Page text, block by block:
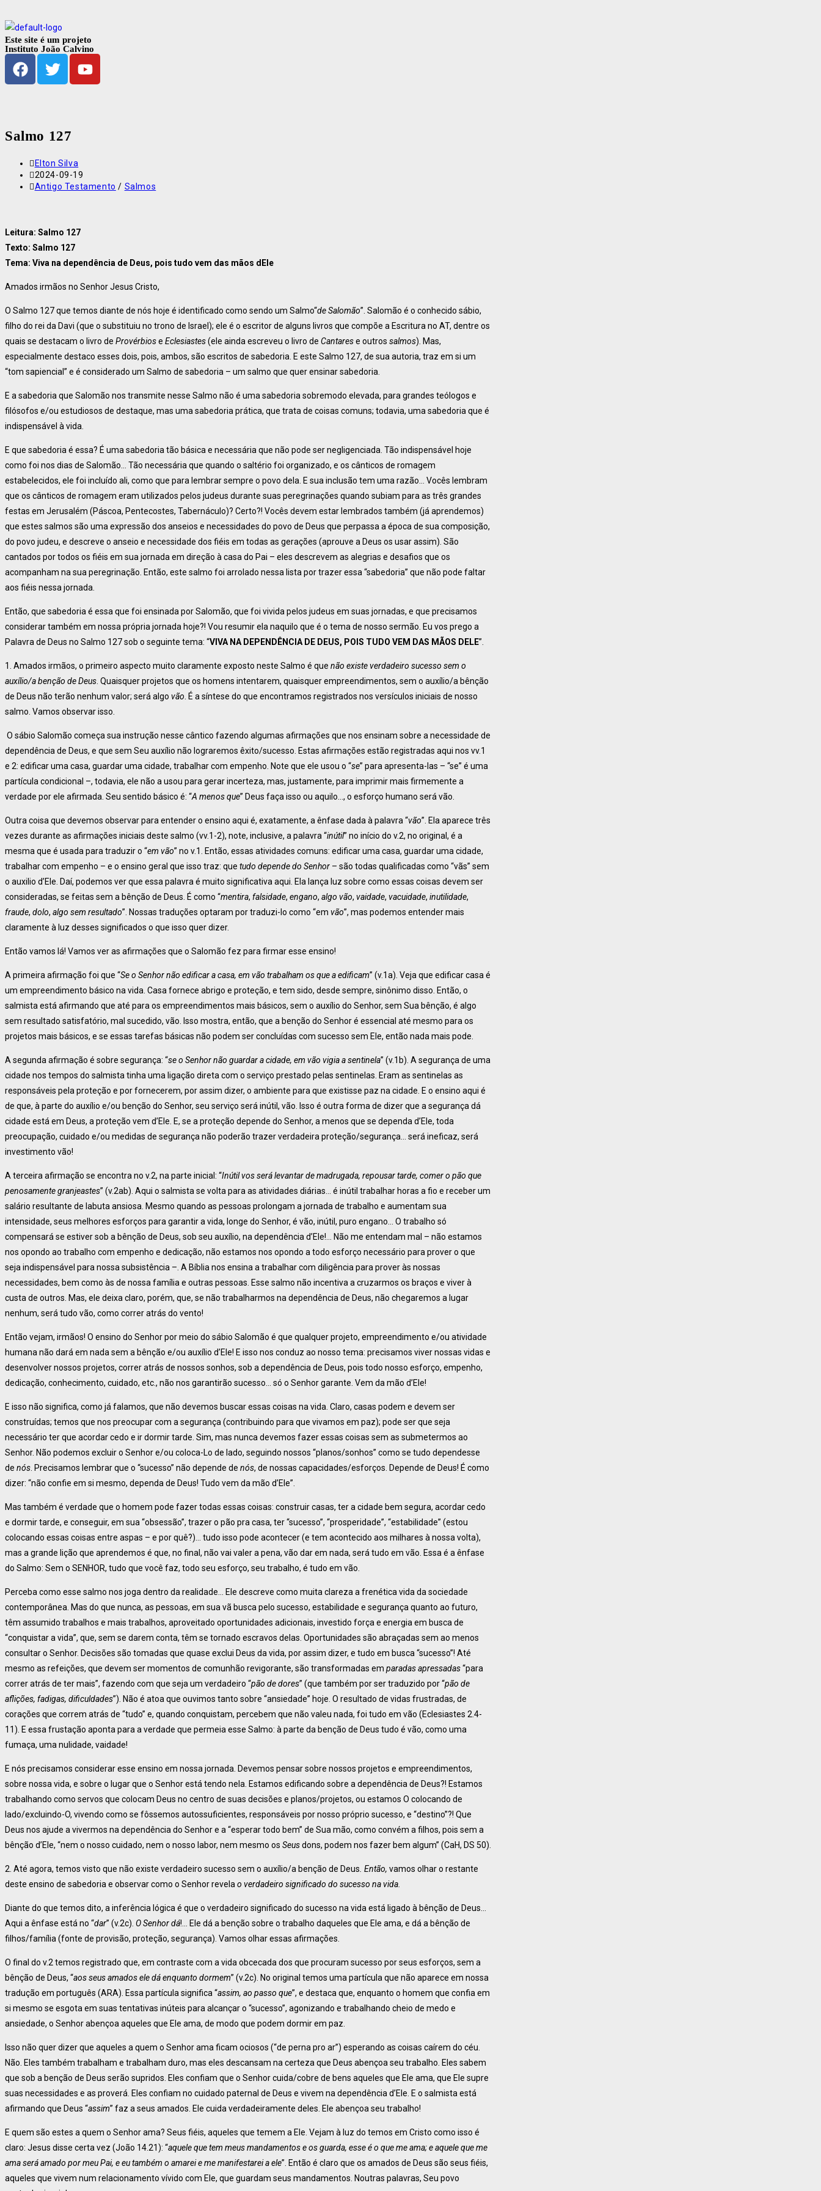
Este site é um projeto
Instituto João Calvino
Salmo 127
Elton Silva
2024-09-19
Antigo Testamento / Salmos
Leitura: Salmo 127
Texto: Salmo 127
Tema: Viva na dependência de Deus, pois tudo vem das mãos dEle
Amados irmãos no Senhor Jesus Cristo,
O Salmo 127 que temos diante de nós hoje é identificado como sendo um Salmo“de Salomão”. Salomão é o conhecido sábio,
filho do rei da Davi (que o substituiu no trono de Israel); ele é o escritor de alguns livros que compõe a Escritura no AT, dentre os
quais se destacam o livro de Provérbiose Eclesiastes(ele ainda escreveu o livro de Cantarese outros salmos). Mas,
especialmente destaco esses dois, pois, ambos, são escritos de sabedoria. E este Salmo 127, de sua autoria, traz em si um
“tom sapiencial” e é considerado um Salmo de sabedoria – um salmo que quer ensinar sabedoria.
E a sabedoria que Salomão nos transmite nesse Salmo não é uma sabedoria sobremodo elevada, para grandes teólogos e
filósofos e/ou estudiosos de destaque, mas uma sabedoria prática, que trata de coisas comuns; todavia, uma sabedoria que é
indispensável à vida.
E que sabedoria é essa? É uma sabedoria tão básica e necessária que não pode ser negligenciada. Tão indispensável hoje
como foi nos dias de Salomão… Tão necessária que quando o saltério foi organizado, e os cânticos de romagem
estabelecidos, ele foi incluído ali, como que para lembrar sempre o povo dela. E sua inclusão tem uma razão… Vocês lembram
que os cânticos de romagem eram utilizados pelos judeus durante suas peregrinações quando subiam para as três grandes
festas em Jerusalém (Páscoa, Pentecostes, Tabernáculo)? Certo?! Vocês devem estar lembrados também (já aprendemos)
que estes salmos são uma expressão dos anseios e necessidades do povo de Deus que perpassa a época de sua composição,
do povo judeu, e descreve o anseio e necessidade dos fiéis em todas as gerações (aprouve a Deus os usar assim). São
cantados por todos os fiéis em sua jornada em direção à casa do Pai – eles descrevem as alegrias e desafios que os
acompanham na sua peregrinação. Então, este salmo foi arrolado nessa lista por trazer essa “sabedoria” que não pode faltar
aos fiéis nessa jornada.
Então, que sabedoria é essa que foi ensinada por Salomão, que foi vivida pelos judeus em suas jornadas, e que precisamos
considerar também em nossa própria jornada hoje?! Vou resumir ela naquilo que é o tema de nosso sermão. Eu vos prego a
Palavra de Deus no Salmo 127 sob o seguinte tema: “VIVA NA DEPENDÊNCIA DE DEUS, POIS TUDO VEM DAS MÃOS DELE”.
1. Amados irmãos, o primeiro aspecto muito claramente exposto neste Salmo é que não existe verdadeiro sucesso sem o
auxílio/a benção de Deus . Quaisquer projetos que os homens intentarem, quaisquer empreendimentos, sem o auxílio/a bênção
de Deus não terão nenhum valor; será algo vão . É a síntese do que encontramos registrados nos versículos iniciais de nosso
salmo. Vamos observar isso.
O sábio Salomão começa sua instrução nesse cântico fazendo algumas afirmações que nos ensinam sobre a necessidade de
dependência de Deus, e que sem Seu auxílio não lograremos êxito/sucesso. Estas afirmações estão registradas aqui nos vv.1
e 2: edificar uma casa, guardar uma cidade, trabalhar com empenho. Note que ele usou o “se” para apresenta-las – “se” é uma
partícula condicional –, todavia, ele não a usou para gerar incerteza, mas, justamente, para imprimir mais firmemente a
verdade por ele afirmada. Seu sentido básico é: “A menos que” Deus faça isso ou aquilo…, o esforço humano será vão.
Outra coisa que devemos observar para entender o ensino aqui é, exatamente, a ênfase dada à palavra “vão”. Ela aparece três
vezes durante as afirmações iniciais deste salmo (vv.1-2), note, inclusive, a palavra “inútil” no início do v.2, no original, é a
mesma que é usada para traduzir o “em vão” no v.1. Então, essas atividades comuns: edificar uma casa, guardar uma cidade,
trabalhar com empenho – e o ensino geral que isso traz: que tudo depende do Senhor – são todas qualificadas como “vãs” sem
o auxilio d’Ele. Daí, podemos ver que essa palavra é muito significativa aqui. Ela lança luz sobre como essas coisas devem ser
consideradas, se feitas sem a bênção de Deus. É como “mentira, falsidade, engano, algo vão, vaidade, vacuidade, inutilidade,
fraude, dolo, algo sem resultado”. Nossas traduções optaram por traduzi-lo como “em vão”, mas podemos entender mais
claramente à luz desses significados o que isso quer dizer.
Então vamos lá! Vamos ver as afirmações que o Salomão fez para firmar esse ensino!
A primeira afirmação foi que “Se o Senhor não edificar a casa, em vão trabalham os que a edificam” (v.1a). Veja que edificar casa é
um empreendimento básico na vida. Casa fornece abrigo e proteção, e tem sido, desde sempre, sinônimo disso. Então, o
salmista está afirmando que até para os empreendimentos mais básicos, sem o auxílio do Senhor, sem Sua bênção, é algo
sem resultado satisfatório, mal sucedido, vão. Isso mostra, então, que a benção do Senhor é essencial até mesmo para os
projetos mais básicos, e se essas tarefas básicas não podem ser concluídas com sucesso sem Ele, então nada mais pode.
A segunda afirmação é sobre segurança: “se o Senhor não guardar a cidade, em vão vigia a sentinela” (v.1b). A segurança de uma
cidade nos tempos do salmista tinha uma ligação direta com o serviço prestado pelas sentinelas. Eram as sentinelas as
responsáveis pela proteção e por fornecerem, por assim dizer, o ambiente para que existisse paz na cidade. E o ensino aqui é
de que, à parte do auxílio e/ou benção do Senhor, seu serviço será inútil, vão. Isso é outra forma de dizer que a segurança dá
cidade está em Deus, a proteção vem d’Ele. E, se a proteção depende do Senhor, a menos que se dependa d’Ele, toda
preocupação, cuidado e/ou medidas de segurança não poderão trazer verdadeira proteção/segurança… será ineficaz, será
investimento vão!
A terceira afirmação se encontra no v.2, na parte inicial: “Inútil vos será levantar de madrugada, repousar tarde, comer o pão que
penosamente granjeastes” (v.2ab). Aqui o salmista se volta para as atividades diárias… é inútil trabalhar horas a fio e receber um
salário resultante de labuta ansiosa. Mesmo quando as pessoas prolongam a jornada de trabalho e aumentam sua
intensidade, seus melhores esforços para garantir a vida, longe do Senhor, é vão, inútil, puro engano… O trabalho só
compensará se estiver sob a bênção de Deus, sob seu auxílio, na dependência d’Ele!… Não me entendam mal – não estamos
nos opondo ao trabalho com empenho e dedicação, não estamos nos opondo a todo esforço necessário para prover o que
seja indispensável para nossa subsistência –. A Bíblia nos ensina a trabalhar com diligência para prover às nossas
necessidades, bem como às de nossa família e outras pessoas. Esse salmo não incentiva a cruzarmos os braços e viver à
custa de outros. Mas, ele deixa claro, porém, que, se não trabalharmos na dependência de Deus, não chegaremos a lugar
nenhum, será tudo vão, como correr atrás do vento!
Então vejam, irmãos! O ensino do Senhor por meio do sábio Salomão é que qualquer projeto, empreendimento e/ou atividade
humana não dará em nada sem a bênção e/ou auxílio d’Ele! E isso nos conduz ao nosso tema: precisamos viver nossas vidas e
desenvolver nossos projetos, correr atrás de nossos sonhos, sob a dependência de Deus, pois todo nosso esforço, empenho,
dedicação, conhecimento, cuidado, etc., não nos garantirão sucesso… só o Senhor garante. Vem da mão d’Ele!
E isso não significa, como já falamos, que não devemos buscar essas coisas na vida. Claro, casas podem e devem ser
construídas; temos que nos preocupar com a segurança (contribuindo para que vivamos em paz); pode ser que seja
necessário ter que acordar cedo e ir dormir tarde. Sim, mas nunca devemos fazer essas coisas sem as submetermos ao
Senhor. Não podemos excluir o Senhor e/ou coloca-Lo de lado, seguindo nossos “planos/sonhos” como se tudo dependesse
de nós . Precisamos lembrar que o “sucesso” não depende de nós, de nossas capacidades/esforços. Depende de Deus! É como
dizer: “não confie em si mesmo, dependa de Deus! Tudo vem da mão d’Ele”.
Mas também é verdade que o homem pode fazer todas essas coisas: construir casas, ter a cidade bem segura, acordar cedo
e dormir tarde, e conseguir, em sua “obsessão”, trazer o pão pra casa, ter “sucesso”, “prosperidade”, “estabilidade” (estou
colocando essas coisas entre aspas – e por quê?)… tudo isso pode acontecer (e tem acontecido aos milhares à nossa volta),
mas a grande lição que aprendemos é que, no final, não vai valer a pena, vão dar em nada, será tudo em vão. Essa é a ênfase
do Salmo: Sem o SENHOR, tudo que você faz, todo seu esforço, seu trabalho, é tudo em vão.
Perceba como esse salmo nos joga dentro da realidade… Ele descreve como muita clareza a frenética vida da sociedade
contemporânea. Mas do que nunca, as pessoas, em sua vã busca pelo sucesso, estabilidade e segurança quanto ao futuro,
têm assumido trabalhos e mais trabalhos, aproveitado oportunidades adicionais, investido força e energia em busca de
“conquistar a vida”, que, sem se darem conta, têm se tornado escravos delas. Oportunidades são abraçadas sem ao menos
consultar o Senhor. Decisões são tomadas que quase exclui Deus da vida, por assim dizer, e tudo em busca “sucesso”! Até
mesmo as refeições, que devem ser momentos de comunhão revigorante, são transformadas em paradas apressadas“para
correr atrás de ter mais”, fazendo com que seja um verdadeiro “pão de dores” (que também por ser traduzido por “pão de
aflições, fadigas, dificuldades”). Não é atoa que ouvimos tanto sobre “ansiedade” hoje. O resultado de vidas frustradas, de
corações que correm atrás de “tudo” e, quando conquistam, percebem que não valeu nada, foi tudo em vão (Eclesiastes 2.4-
11). E essa frustação aponta para a verdade que permeia esse Salmo: à parte da benção de Deus tudo é vão, como uma
fumaça, uma nulidade, vaidade!
E nós precisamos considerar esse ensino em nossa jornada. Devemos pensar sobre nossos projetos e empreendimentos,
sobre nossa vida, e sobre o lugar que o Senhor está tendo nela. Estamos edificando sobre a dependência de Deus?! Estamos
trabalhando como servos que colocam Deus no centro de suas decisões e planos/projetos, ou estamos O colocando de
lado/excluindo-O, vivendo como se fôssemos autossuficientes, responsáveis por nosso próprio sucesso, e “destino”?! Que
Deus nos ajude a vivermos na dependência do Senhor e a “esperar todo bem” de Sua mão, como convém a filhos, pois sem a
bênção d’Ele, “nem o nosso cuidado, nem o nosso labor, nem mesmo os Seusdons, podem nos fazer bem algum” (CaH, DS 50).
2. Até agora, temos visto que não existe verdadeiro sucesso sem o auxílio/a benção de Deus . Então, vamos olhar o restante
deste ensino de sabedoria e observar como o Senhor revela o verdadeiro significado do sucesso na vida.
Diante do que temos dito, a inferência lógica é que o verdadeiro significado do sucesso na vida está ligado à bênção de Deus…
Aqui a ênfase está no “dar” (v.2c). O Senhordá!… Ele dá a benção sobre o trabalho daqueles que Ele ama, e dá a bênção de
filhos/família (fonte de provisão, proteção, segurança). Vamos olhar essas afirmações.
O final do v.2 temos registrado que, em contraste com a vida obcecada dos que procuram sucesso por seus esforços, sem a
bênção de Deus, “aos seus amados ele dá enquanto dormem” (v.2c). No original temos uma partícula que não aparece em nossa
tradução em português (ARA). Essa partícula significa “assim, ao passo que”, e destaca que, enquanto o homem que confia em
si mesmo se esgota em suas tentativas inúteis para alcançar o “sucesso”, agonizando e trabalhando cheio de medo e
ansiedade, o Senhor abençoa aqueles que Ele ama, de modo que podem dormir em paz.
Isso não quer dizer que aqueles a quem o Senhor ama ficam ociosos (“de perna pro ar”) esperando as coisas caírem do céu.
Não. Eles também trabalham e trabalham duro, mas eles descansam na certeza que Deus abençoa seu trabalho. Eles sabem
que sob a benção de Deus serão supridos. Eles confiam que o Senhor cuida/cobre de bens aqueles que Ele ama, que Ele supre
suas necessidades e as proverá. Eles confiam no cuidado paternal de Deus e vivem na dependência d’Ele. E o salmista está
afirmando que Deus “assim” faz a seus amados. Ele cuida verdadeiramente deles. Ele abençoa seu trabalho!
E quem são estes a quem o Senhor ama? Seus fiéis, aqueles que temem a Ele. Vejam à luz do temos em Cristo como isso é
claro: Jesus disse certa vez (João 14.21): “aquele que tem meus mandamentos e os guarda, esse é o que me ama; e aquele que me
ama será amado por meu Pai, e eu também o amarei e me manifestarei a ele”. Então é claro que os amados de Deus são seus fiéis,
aqueles que vivem num relacionamento vívido com Ele, que guardam seus mandamentos. Noutras palavras, Seu povo